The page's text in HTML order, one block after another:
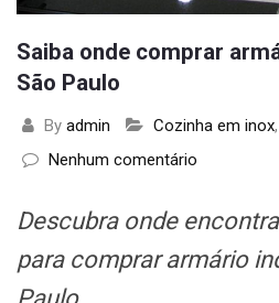
Saiba onde comprar
São Paulo
By admin Cozinha em inox,
Nenhum comentário
comprar
armário
industrial
Descubra onde
para comprar armário